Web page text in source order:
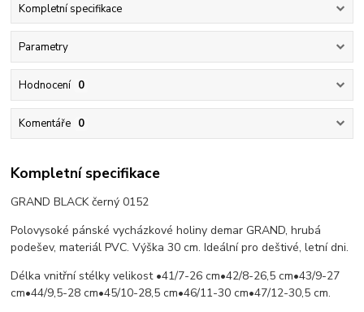
Kompletní specifikace
Parametry
Hodnocení 0
Komentáře 0
Kompletní specifikace
GRAND BLACK černý 0152
Polovysoké pánské vycházkové holiny demar GRAND, hrubá
podešev, materiál PVC. Výška 30 cm. Ideální pro deštivé, letní dni.
Délka vnitřní stélky velikost •41/7-26 cm•42/8-26,5 cm•43/9-27
cm•44/9,5-28 cm•45/10-28,5 cm•46/11-30 cm•47/12-30,5 cm.